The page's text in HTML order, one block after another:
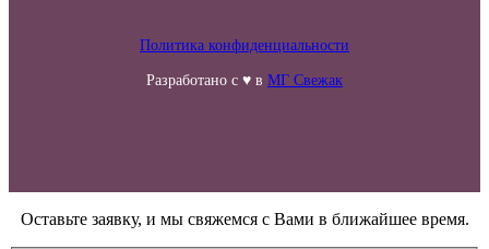
Политика конфиденциальности
Разработано с ♥ в МГ Свежак
Оставьте заявку, и мы свяжемся с Вами в ближайшее время.